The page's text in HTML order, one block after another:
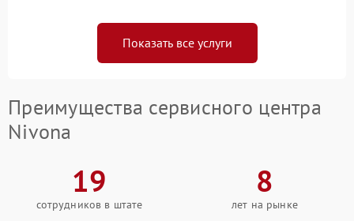
Показать все услуги
Преимущества сервисного центра
Nivona
19
сотрудников в штате
8
лет на рынке